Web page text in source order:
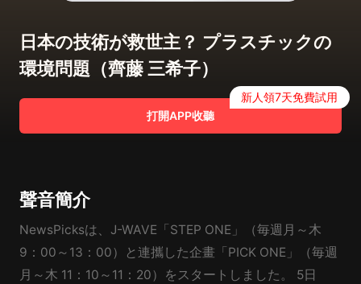
日本の技術が救世主？ プラスチックの
環境問題（齊藤 三希子）
打開APP收聽
新人領7天免費試用
聲音簡介
NewsPicksは、J-WAVE「STEP ONE」（毎週月～木
9：00～13：00）と連攜した企畫「PICK ONE」（毎週
月～木 11：10～11：20）をスタートしました。 5日